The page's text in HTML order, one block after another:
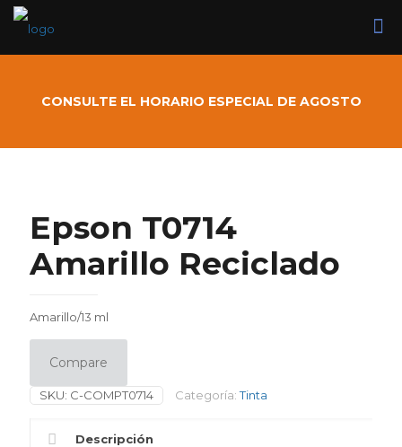
CONSULTE EL HORARIO ESPECIAL DE AGOSTO
Epson T0714
Amarillo Reciclado
Amarillo/13 ml
Compare
SKU: C-COMPT0714 Categoría:Tinta
Descripción